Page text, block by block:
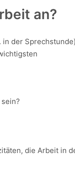
an?
der
die Arbeit in